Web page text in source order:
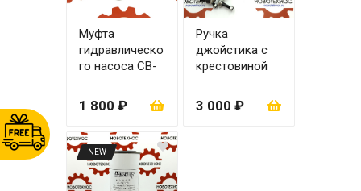
Муфта
гидравлическо
го насоса CB-
1 800 ₽
Ручка
джойстика с
крестовиной
джойстик)
3 000 ₽
NEW